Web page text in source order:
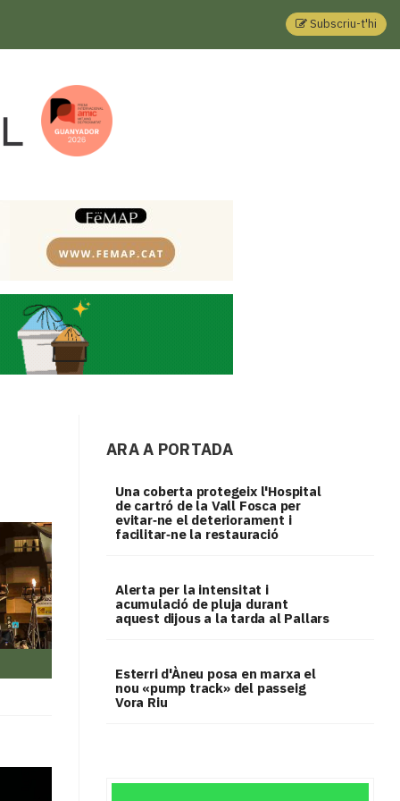
Subscriu-t'hi
ARA A PORTADA
Una coberta protegeix l'Hospital
de cartró de la Vall Fosca per
evitar‑ne el deteriorament i
facilitar‑ne la restauració
Alerta per la intensitat i
acumulació de pluja durant
aquest dijous a la tarda al Pallars
Esterri d'Àneu posa en marxa el
nou «pump track» del passeig
Vora Riu